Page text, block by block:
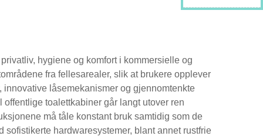
hygiene og komfort i kommersielle og
fra fellesarealer, slik at brukere opplever
låsemekanismer og gjennomtenkte
toalettkabiner går langt utover ren
må tåle konstant bruk samtidig som de
hardwaresystemer, blant annet rustfrie